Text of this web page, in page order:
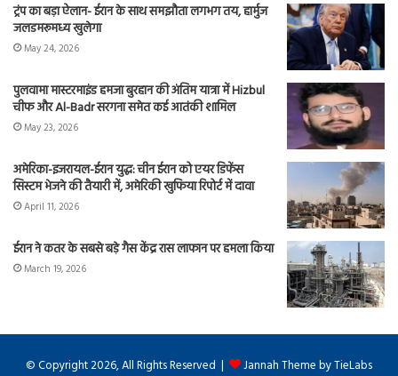
ट्रंप का बड़ा ऐलान- ईरान के साथ समझौता लगभग तय, हार्मुज
जलडमरूमध्य खुलेगा
May 24, 2026
पुलवामा मास्टरमाइंड हमजा बुरहान की अंतिम यात्रा में Hizbul
चीफ और Al-Badr सरगना समेत कई आतंकी शामिल
May 23, 2026
अमेरिका-इजरायल-ईरान युद्ध: चीन ईरान को एयर डिफेंस
सिस्टम भेजने की तैयारी में, अमेरिकी खुफिया रिपोर्ट में दावा
April 11, 2026
ईरान ने कतर के सबसे बड़े गैस केंद्र रास लाफान पर हमला किया
March 19, 2026
© Copyright 2026, All Rights Reserved | Jannah Theme by TieLabs